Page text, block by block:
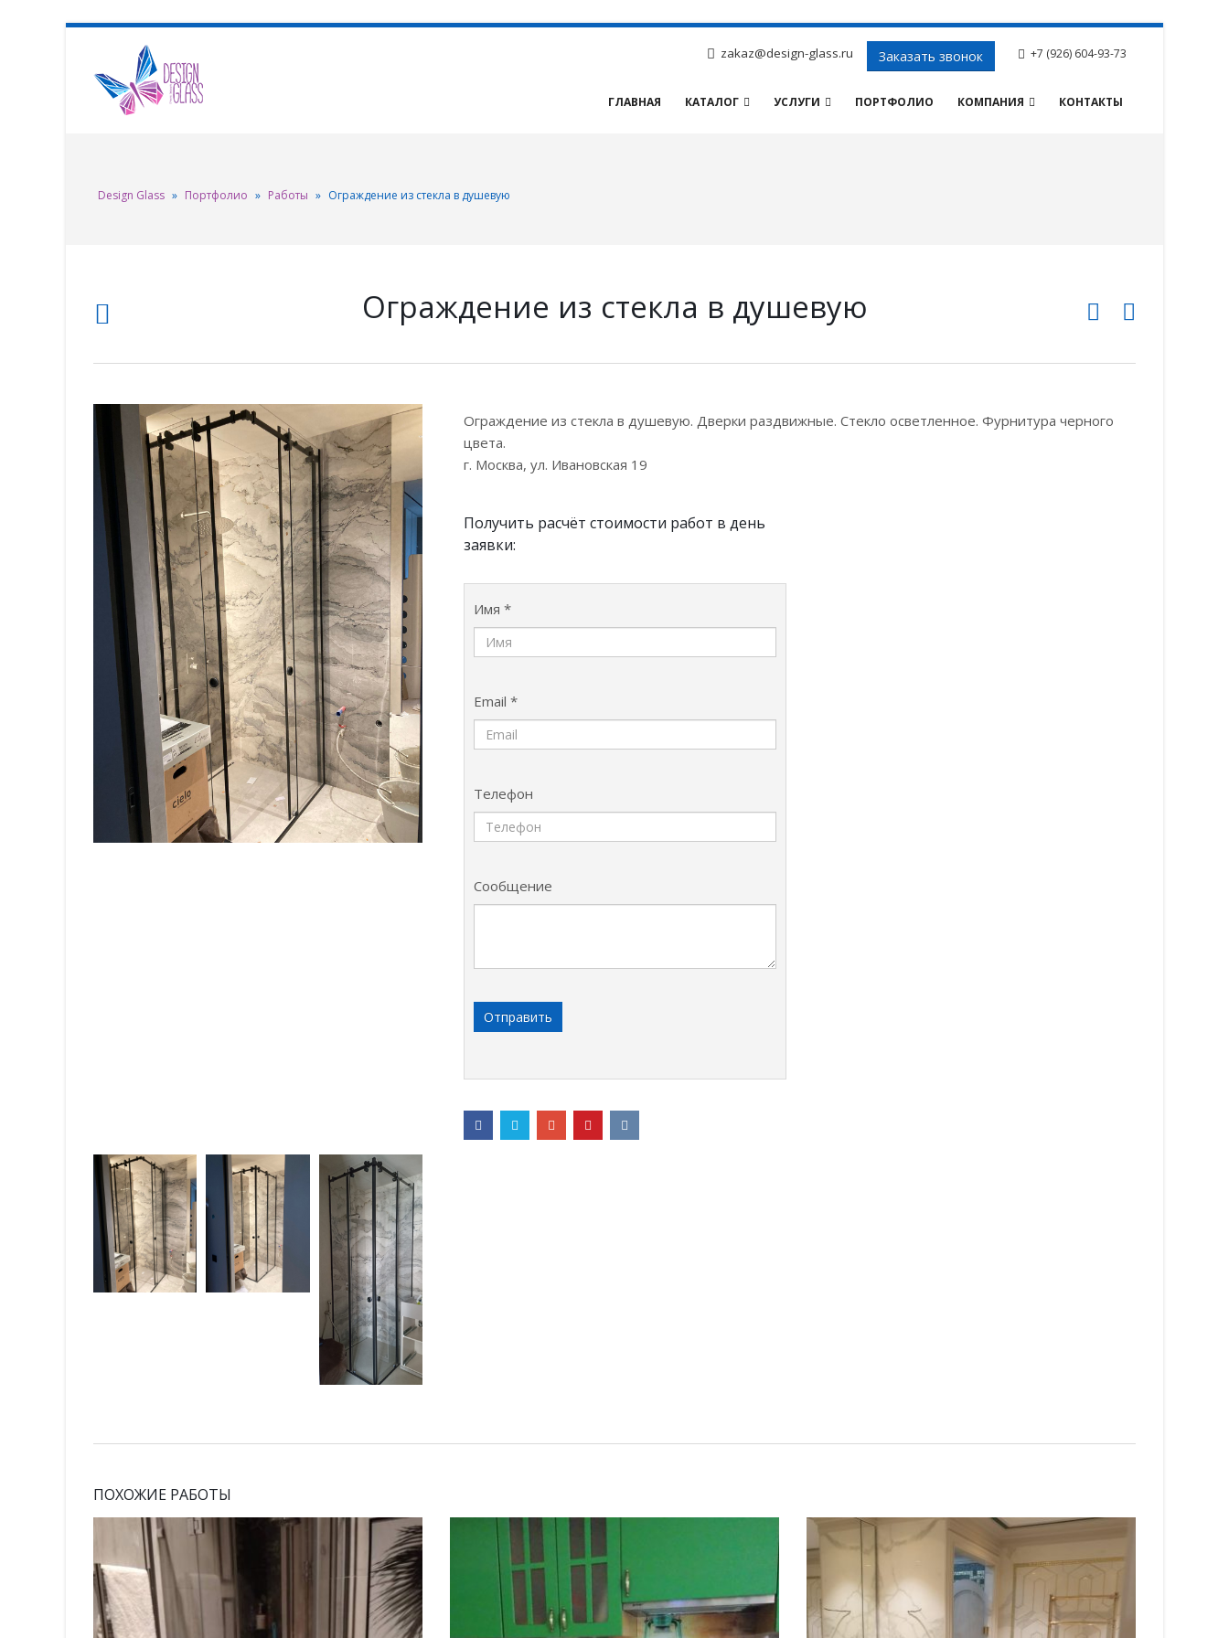
zakaz@design-glass.ru Заказать звонок +7 (926) 604-93-73
ГЛАВНАЯ КАТАЛОГ УСЛУГИ ПОРТФОЛИО КОМПАНИЯ КОНТАКТЫ
Design Glass » Портфолио » Работы » Ограждение из стекла в душевую
Ограждение из стекла в душевую
Ограждение из стекла в душевую. Дверки раздвижные. Стекло осветленное. Фурнитура черного
цвета.
г. Москва, ул. Ивановская 19
Получить расчёт стоимости работ в день
заявки:
Имя *
Email *
Телефон
Сообщение
ПОХОЖИЕ РАБОТЫ